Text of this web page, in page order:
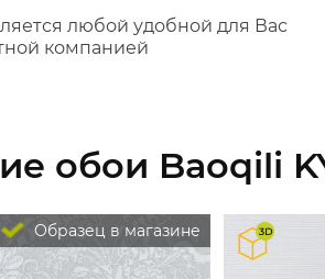
любой удобной для Вас
компанией
обои Baoqili
Образец в магазине